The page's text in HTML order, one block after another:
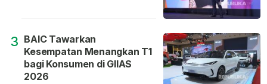
3 BAIC Tawarkan
Kesempatan Menangkan T1
bagi Konsumen di GIIAS
2026